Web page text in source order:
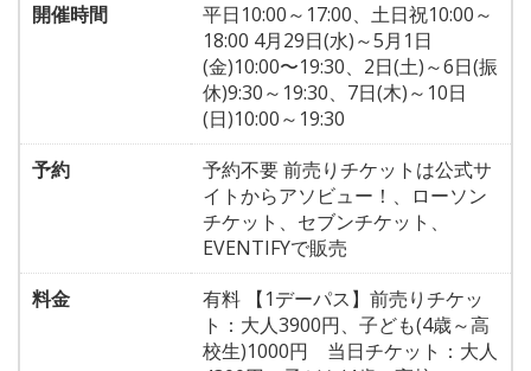
開催時間
平日10:00～17:00、土日祝10:00～
18:00 4月29日(水)～5月1日
(金)10:00〜19:30、2日(土)～6日(振
休)9:30～19:30、7日(木)～10日
(日)10:00～19:30
予約
予約不要 前売りチケットは公式サ
イトからアソビュー！、ローソン
チケット、セブンチケット、
EVENTIFYで販売
料金
有料 【1デーパス】前売りチケッ
ト：大人3900円、子ども(4歳～高
校生)1000円 当日チケット：大人